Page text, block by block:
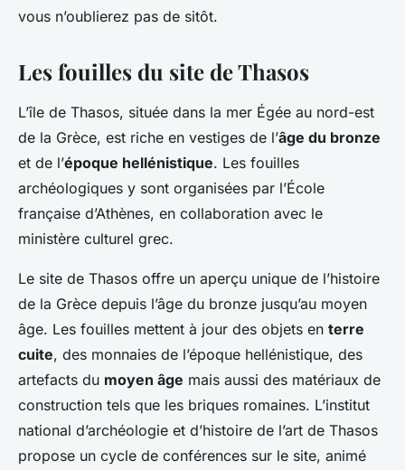
vous n’oublierez pas de sitôt.
Les fouilles du site de Thasos
L’île de Thasos, située dans la mer Égée au nord-est
de la Grèce, est riche en vestiges de l’âge du bronze
et de l’époque hellénistique. Les fouilles
archéologiques y sont organisées par l’École
française d’Athènes, en collaboration avec le
ministère culturel grec.
Le site de Thasos offre un aperçu unique de l’histoire
de la Grèce depuis l’âge du bronze jusqu’au moyen
âge. Les fouilles mettent à jour des objets en terre
cuite, des monnaies de l’époque hellénistique, des
artefacts du moyen âge mais aussi des matériaux de
construction tels que les briques romaines. L’institut
national d’archéologie et d’histoire de l’art de Thasos
propose un cycle de conférences sur le site, animé